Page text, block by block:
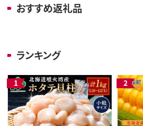
おすすめ返礼品
ランキング